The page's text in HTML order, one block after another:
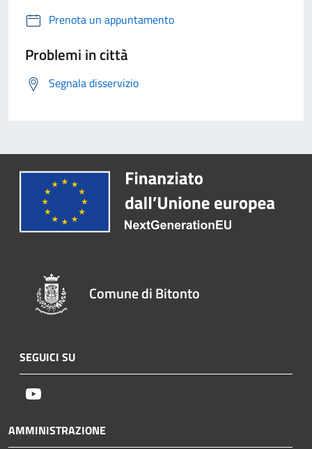
Prenota un appuntamento
Problemi in città
Segnala disservizio
Comune di Bitonto
SEGUICI SU
AMMINISTRAZIONE